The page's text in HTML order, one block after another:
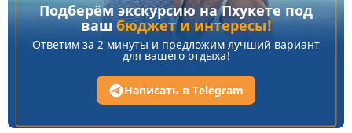
Подберём экскурсию на Пхукете под
вашбюджет и интересы!
Ответим за 2 минуты и предложим лучший вариант
для вашего отдыха!
Написать в Telegram